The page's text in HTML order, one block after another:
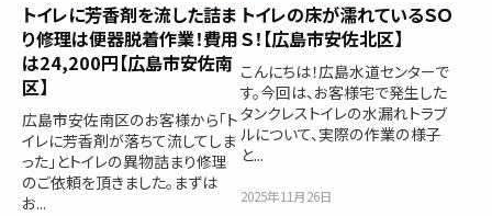
トイレに芳香剤を流した詰ま
り修理は便器脱着作業！費用
は24,200円【広島市安佐南
区】
広島市安佐南区のお客様から「ト
イレに芳香剤が落ちて流してしま
った」とトイレの異物詰まり修理
のご依頼を頂きました。まずは
お...
トイレの床が濡れているＳＯ
Ｓ！【広島市安佐北区】
こんにちは！広島水道センターで
す。今回は、お客様宅で発生した
タンクレストイレの水漏れトラブ
ルについて、実際の作業の様子
と...
2025年11月26日